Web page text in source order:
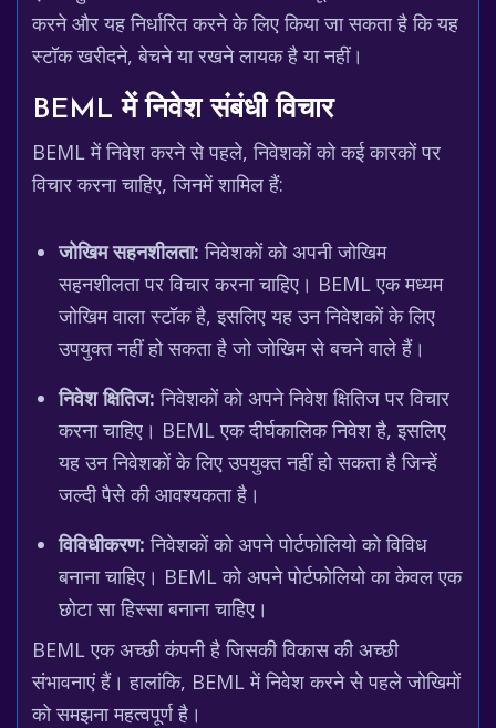
करने और यह निर्धारित करने के लिए किया जा सकता है कि यह
स्टॉक खरीदने, बेचने या रखने लायक है या नहीं।
BEML में निवेश संबंधी विचार
BEML में निवेश करने से पहले, निवेशकों को कई कारकों पर
विचार करना चाहिए, जिनमें शामिल हैं:
जोखिम सहनशीलता: निवेशकों को अपनी जोखिम
सहनशीलता पर विचार करना चाहिए। BEML एक मध्यम
जोखिम वाला स्टॉक है, इसलिए यह उन निवेशकों के लिए
उपयुक्त नहीं हो सकता है जो जोखिम से बचने वाले हैं।
निवेश क्षितिज: निवेशकों को अपने निवेश क्षितिज पर विचार
करना चाहिए। BEML एक दीर्घकालिक निवेश है, इसलिए
यह उन निवेशकों के लिए उपयुक्त नहीं हो सकता है जिन्हें
जल्दी पैसे की आवश्यकता है।
विविधीकरण: निवेशकों को अपने पोर्टफोलियो को विविध
बनाना चाहिए। BEML को अपने पोर्टफोलियो का केवल एक
छोटा सा हिस्सा बनाना चाहिए।
BEML एक अच्छी कंपनी है जिसकी विकास की अच्छी
संभावनाएं हैं। हालांकि, BEML में निवेश करने से पहले जोखिमों
को समझना महत्वपूर्ण है।